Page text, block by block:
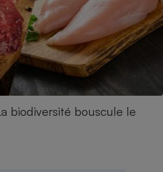
biodiversité bouscule le